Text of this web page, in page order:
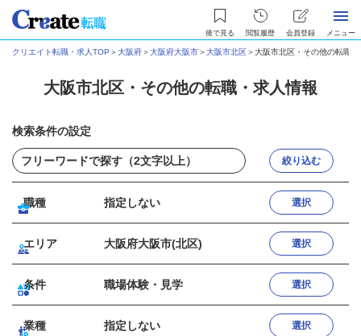
後で見る 閲覧履歴 会員登録 メニュー
クリエイト転職・求人TOP ＞大阪府＞大阪府大阪市＞大阪市北区＞大阪市北区・その他の転職
大阪市北区・その他の転職・求人情報
検索条件の設定
絞り込む
職種 指定しない 選択
エリア 大阪府大阪市(北区) 選択
条件 職場体験・見学 選択
業種 指定しない 選択